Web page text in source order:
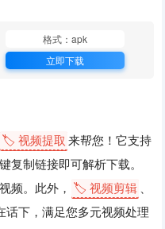
格式：apk
立即下载
🏷️ 视频提取 来帮您！它支持
复制链接即可解析下载。
频。此外， 🏷️ 视频剪辑
话下，满足您多元视频处理